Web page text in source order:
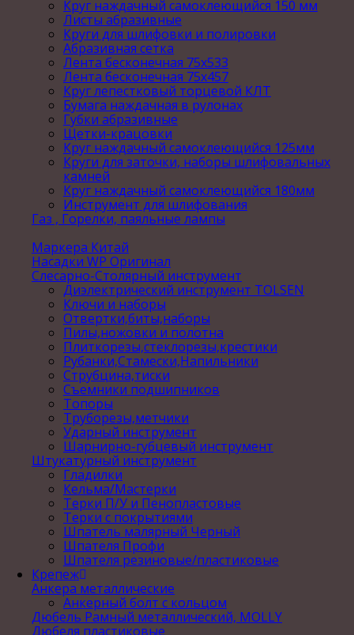
Круг наждачный самоклеющийся 150 мм
Листы абразивные
Круги для шлифовки и полировки
Абразивная сетка
Лента бесконечная 75х533
Лента бесконечная 75х457
Круг лепестковый торцевой КЛТ
Бумага наждачная в рулонах
Губки абразивные
Щетки-крацовки
Круг наждачный самоклеющийся 125мм
Круги для заточки, наборы шлифовальных
камней
Круг наждачный самоклеющийся 180мм
Инструмент для шлифования
Газ , Горелки, паяльные лампы
Маркера Китай
Насадки WP Оригинал
Слесарно-Столярный инструмент
Диэлектрический инструмент TOLSEN
Ключи и наборы
Отвертки,биты,наборы
Пилы,ножовки и полотна
Плиткорезы,стеклорезы,крестики
Рубанки,Стамески,Напильники
Струбцина,тиски
Съемники подшипников
Топоры
Труборезы,метчики
Ударный инструмент
Шарнирно-губцевый инструмент
Штукатурный инструмент
Гладилки
Кельма/Мастерки
Терки П/У и Пенопластовые
Терки с покрытиями
Шпатель малярный Черный
Шпателя Профи
Шпателя резиновые/пластиковые
Крепеж
Анкера металлические
Анкерный болт с кольцом
Дюбель Рамный металлический, MOLLY
Дюбеля пластиковые